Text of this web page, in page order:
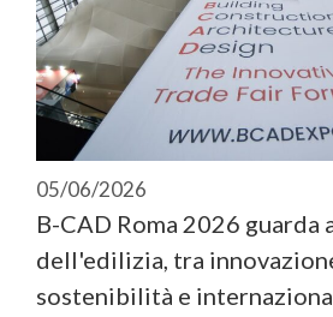
05/06/2026
B-CAD Roma 2026 guarda
dell'edilizia, tra
sostenibilità e